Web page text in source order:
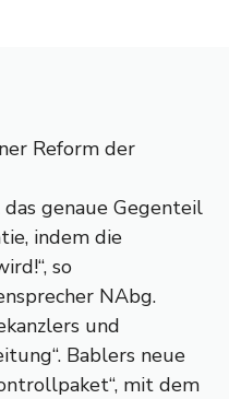
Reform der
genaue Gegenteil
indem die
so
NAbg.
und
Bablers neue
mit dem